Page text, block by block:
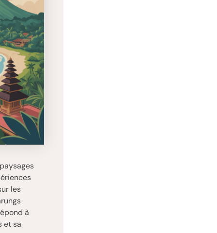
les
à
et sa